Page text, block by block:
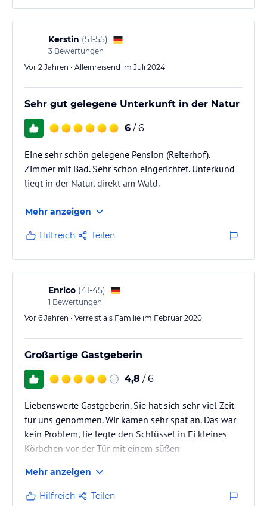
Kerstin (51-55)
3 Bewertungen
Vor 2 Jahren • Alleinreisend im Juli 2024
Sehr gut gelegene Unterkunft in der Natur
6 / 6
Eine sehr schön gelegene Pension (Reiterhof).
Zimmer mit Bad. Sehr schön eingerichtet. Unterkund
liegt in der Natur, direkt am Wald.
Mehr anzeigen
Hilfreich Teilen
Enrico (41-45)
1 Bewertungen
Vor 6 Jahren • Verreist als Familie im Februar 2020
Großartige Gastgeberin
4,8 / 6
Liebenswerte Gastgeberin. Sie hat sich sehr viel Zeit
für uns genommen. Wir kamen sehr spät an. Das war
kein Problem, lie legte den Schlüssel in Ei kleines
Körbchen vor der Tür mit einem süßen
Mehr anzeigen
Hilfreich Teilen